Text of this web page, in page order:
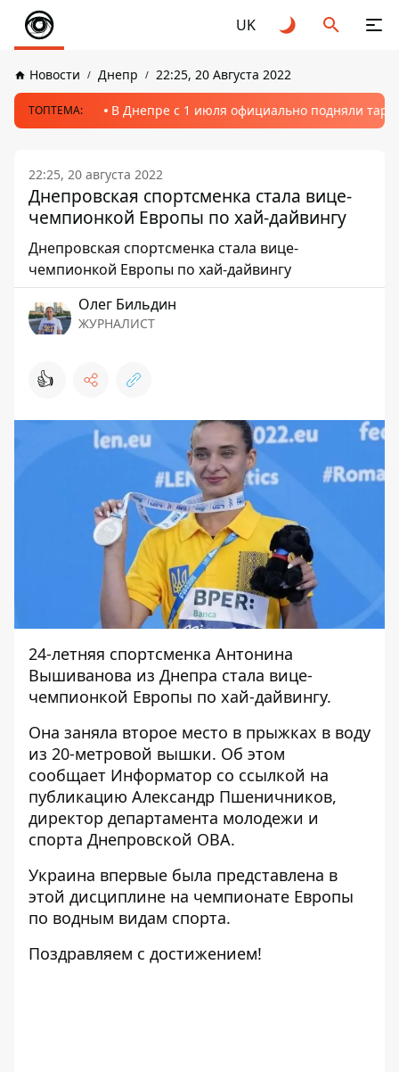
UK
Новости Днепр 22:25, 20 Августа 2022
ТОПТЕМА: В Днепре с 1 июля официально подняли
22:25, 20 августа 2022
Днепровская спортсменка стала вице-
чемпионкой Европы по хай-дайвингу
Днепровская спортсменка стала вице-
чемпионкой Европы по хай-дайвингу
Олег Бильдин
ЖУРНАЛИСТ
👍
24-летняя спортсменка Антонина
Вышиванова из Днепра стала вице-
чемпионкой Европы по хай-дайвингу.
Она заняла второе место в прыжках в воду
из 20-метровой вышки. Об этом
сообщает Информатор со ссылкой на
публикацию Александр Пшеничников,
директор департамента молодежи и
спорта Днепровской ОВА.
Украина впервые была представлена в
этой дисциплине на чемпионате Европы
по водным видам спорта.
Поздравляем с достижением!